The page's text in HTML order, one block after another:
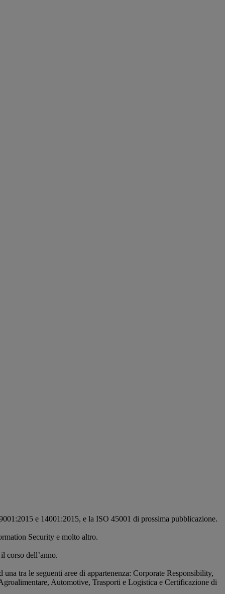
e 14001:2015, e la ISO 45001 di prossima pubblicazione.
Security e molto altro.
corso dell’anno.
tra le seguenti aree di appartenenza: Corporate Responsibility,
Automotive, Trasporti e Logistica e Certificazione di